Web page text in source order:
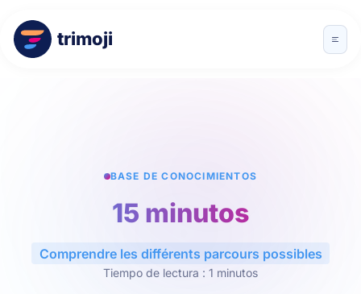
trimoji
BASE DE CONOCIMIENTOS
15 minutos
Comprendre les différents parcours possibles
Tiempo de lectura : 1 minutos